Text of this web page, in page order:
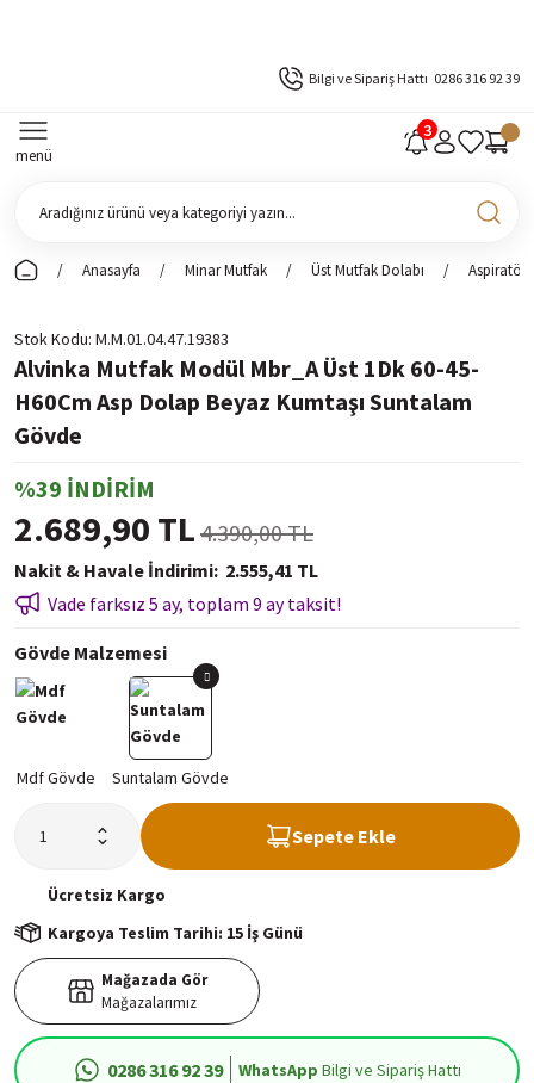
Bilgi ve Sipariş Hattı 0286 316 92 39
menü
Anasayfa Minar Mutfak Üst Mutfak Dolabı Aspiratör
Stok Kodu M.M.01.04.47.19383
Alvinka Mutfak Modül Mbr_A Üst 1Dk 60-45-
H60Cm Asp Dolap Beyaz Kumtaşı Suntalam
Gövde
%39 İNDİRİM
2.689,90 TL 4.390,00 TL
Nakit & Havale İndirimi 2.555,41 TL
Vade farksız 5 ay, toplam 9 ay taksit!
Gövde Malzemesi
Sepete Ekle
Ücretsiz Kargo
Kargoya Teslim Tarihi: 15 İş Günü
Mağazada Gör
Mağazalarımız
0286 316 92 39 WhatsApp Bilgi ve Sipariş Hattı